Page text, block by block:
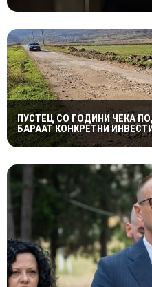
ПУСТЕЦ СО ГОДИНИ ЧЕКА
БАРААТ КОНКРЕТНИ